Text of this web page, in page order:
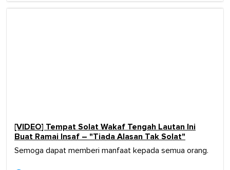
[VIDEO] Tempat Solat Wakaf Tengah Lautan Ini
Buat Ramai Insaf – "Tiada Alasan Tak Solat"
Semoga dapat memberi manfaat kepada semua orang.